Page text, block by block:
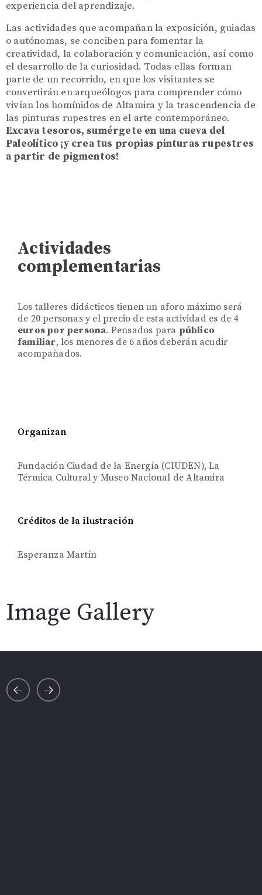
experiencia del aprendizaje.
Las actividades que acompañan la exposición, guiadas
o autónomas, se conciben para fomentar la
creatividad, la colaboración y comunicación, así como
el desarrollo de la curiosidad. Todas ellas forman
parte de un recorrido, en que los visitantes se
convertirán en arqueólogos para comprender cómo
vivían los homínidos de Altamira y la trascendencia de
las pinturas rupestres en el arte contemporáneo.
Excava tesoros, sumérgete en una cueva del
Paleolítico ¡y crea tus propias pinturas rupestres
a partir de pigmentos!
Actividades
complementarias
Los talleres didácticos tienen un aforo máximo será
de 20 personas y el precio de esta actividad es de 4
euros por persona. Pensados para público
familiar, los menores de 6 años deberán acudir
acompañados.
Organizan
Fundación Ciudad de la Energía (CIUDEN), La
Térmica Cultural y Museo Nacional de Altamira
Créditos de la ilustración
Esperanza Martín
Image Gallery